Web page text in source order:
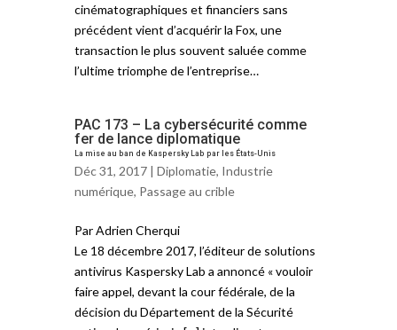
cinématographiques et financiers sans
précédent vient d’acquérir la Fox, une
transaction le plus souvent saluée comme
l’ultime triomphe de l’entreprise…
PAC 173 – La cybersécurité comme
fer de lance diplomatique
La mise au ban de Kaspersky Lab par les États-Unis
Déc 31, 2017 | Diplomatie, Industrie
numérique, Passage au crible
Par Adrien Cherqui
Le 18 décembre 2017, l’éditeur de solutions
antivirus Kaspersky Lab a annoncé « vouloir
faire appel, devant la cour fédérale, de la
décision du Département de la Sécurité